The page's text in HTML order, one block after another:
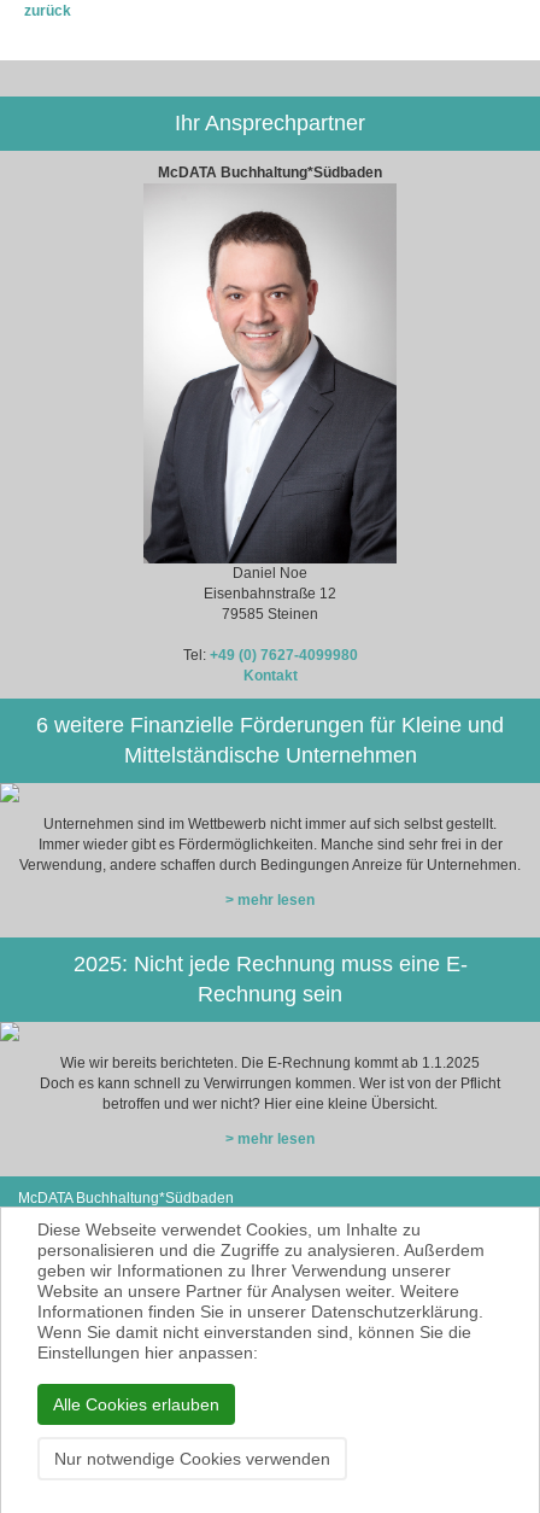
zurück
Ihr Ansprechpartner
McDATA Buchhaltung*Südbaden
Daniel Noe
Eisenbahnstraße 12
79585 Steinen
Tel: +49 (0) 7627-4099980
Kontakt
6 weitere Finanzielle Förderungen für Kleine und
Mittelständische Unternehmen
Unternehmen sind im Wettbewerb nicht immer auf sich selbst gestellt.
Immer wieder gibt es Fördermöglichkeiten. Manche sind sehr frei in der
Verwendung, andere schaffen durch Bedingungen Anreize für Unternehmen.
> mehr lesen
2025: Nicht jede Rechnung muss eine E-
Rechnung sein
Wie wir bereits berichteten. Die E-Rechnung kommt ab 1.1.2025
Doch es kann schnell zu Verwirrungen kommen. Wer ist von der Pflicht
betroffen und wer nicht? Hier eine kleine Übersicht.
> mehr lesen
McDATA Buchhaltung*Südbaden
79585 Steinen
E-Mail: noe@mcdata.de
McDATA ist eine sehr gute Alternative zu
Ihrem Steuerberater zur Erbringung der
laufenden Finanz- und Lohnbuchhaltung*.
* = Erbracht werden nur Dienstleistungen
gemäß § 6 Nr. 3+4 Steuerberatungsgesetz
KEINE Rechts- und/oder Steuerberatung!
Impressum Datenschutzerklärung
Diese Webseite verwendet Cookies, um Inhalte zu
personalisieren und die Zugriffe zu analysieren. Außerdem
geben wir Informationen zu Ihrer Verwendung unserer
Website an unsere Partner für Analysen weiter. Weitere
Informationen finden Sie in unserer Datenschutzerklärung.
Wenn Sie damit nicht einverstanden sind, können Sie die
Einstellungen hier anpassen:
Alle Cookies erlauben
Nur notwendige Cookies verwenden